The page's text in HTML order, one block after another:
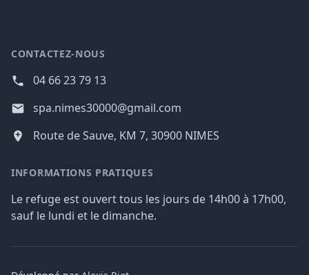
CONTACTEZ-NOUS
04 66 23 79 13
spa.nimes30000@gmail.com
Route de Sauve, KM 7, 30900 NIMES
INFORMATIONS PRATIQUES
Le refuge est ouvert tous les jours de 14h00 à 17h00,
sauf le lundi et le dimanche.